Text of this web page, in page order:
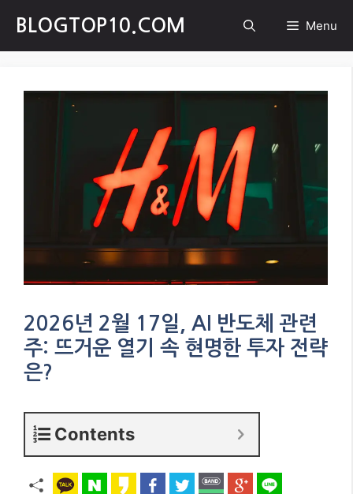
content
BLOGTOP10.COM Menu
2026년 2월 17일, AI 반도체 관련
주: 뜨거운 열기 속 현명한 투자 전략
은?
Contents